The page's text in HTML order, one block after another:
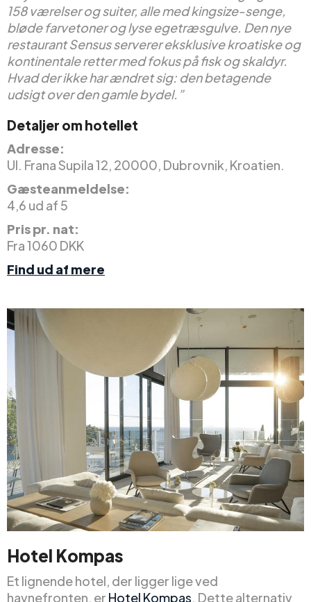
158 værelser og suiter, alle med kingsize-senge,
bløde farvetoner og lyse egetræsgulve. Den nye
restaurant Sensus serverer eksklusive kroatiske og
kontinentale retter med fokus på fisk og skaldyr.
Hvad der ikke har ændret sig: den betagende
udsigt over den gamle bydel.”
Detaljer om hotellet
Adresse:
Ul. Frana Supila 12, 20000, Dubrovnik, Kroatien.
Gæsteanmeldelse:
4,6 ud af 5
Pris pr. nat:
Fra 1060 DKK
Find ud af mere
Hotel Kompas
Et lignende hotel, der ligger lige ved
havnefronten, er Hotel Kompas. Dette alternativ